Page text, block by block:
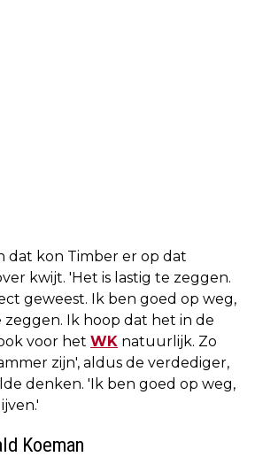
dat kon Timber er op dat
kwijt. 'Het is lastig te zeggen.
geweest. Ik ben goed op weg,
zeggen. Ik hoop dat het in de
voor het WK natuurlijk. Zo
zijn', aldus de verdediger,
denken. 'Ik ben goed op weg,
Koeman